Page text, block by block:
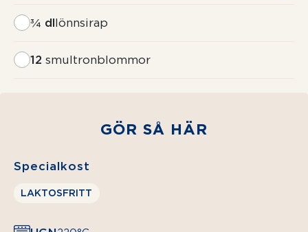
¾ dllönnsirap
12 smultronblommor
GÖR SÅ HÄR
Specialkost
LAKTOSFRITT